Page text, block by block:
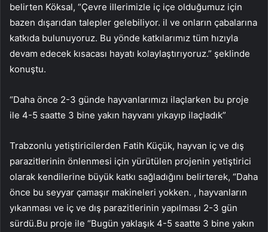
belirten Köksal, “Çevre illerimizle iç içe olduğumuz için
bazen dışarıdan talepler gelebiliyor. il ve onların çabalarına
katkıda bulunuyoruz. Bu yönde katkılarımız tüm hızıyla
devam edecek kısacası hayatı kolaylaştırıyoruz.” şeklinde
konuştu.
“Daha önce 2-3 günde hayvanlarımızı ilaçlarken bu proje
ile 4-5 saatte 3 bine yakın hayvanı yıkayıp ilaçladık”
Trabzonlu yetiştiricilerden Fatih Küçük, hayvan iç ve dış
parazitlerinin önlenmesi için yürütülen projenin yetiştirici
olarak kendilerine büyük katkı sağladığını belirterek, “Daha
önce bu seyyar çamaşır makineleri yokken. , hayvanların
yıkanması ve iç ve dış parazitlerinin yapılması 2-3 gün
sürdü.Bu proje ile “Bugün yaklaşık 4-5 saatte 3 bine yakın